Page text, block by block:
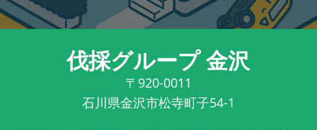
伐採グループ 金沢
〒920-0011
石川県金沢市松寺町子54-1